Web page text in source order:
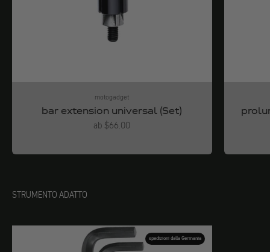
motogadget
bar extension universal (Set)
Angebot
ab $66.00
STRUMENTO ADATTO
spedizioni dalla Germania